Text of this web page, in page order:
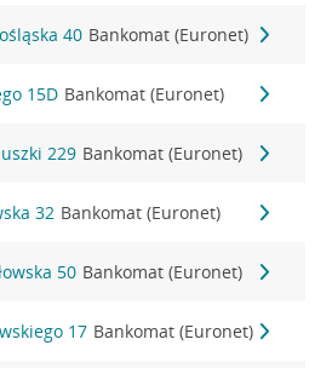
40 Bankomat (Euronet)
15D Bankomat (Euronet)
229 Bankomat (Euronet)
32 Bankomat (Euronet)
50 Bankomat (Euronet)
17 Bankomat (Euronet)